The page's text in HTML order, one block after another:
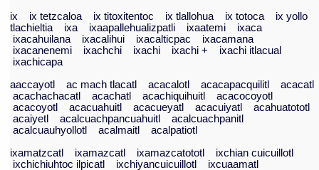
ix ix tetzcaloa ix titoxitentoc ix tlallohua ix totoca
ix yollo
tlachieltia
ixa ixaapallehualizpatli ixaatemi
ixaca
ixacahuilana
ixacalihui ixacalticpac
ixacamana
ixacanenemi
ixachchi ixachi ixachi +
ixachi itlacual
ixachicapa
aaccayotl
ac mach tlacatl acacalotl acacapacquilitl
acacatl
acachachacatl
acachatl acachiquihuitl
acacocoyotl
acacoyotl
acacuahuitl acacueyatl acacuiyatl
acahuatototl
acaiyetl
acalcuachpancuahuitl
acalcuachpanitl
acalcuauhyollotl
acalmaitl
acalpatiotl
ixamatzcatl
ixamazcatl ixamazcatototl
ixchian cuicuillotl
ixchichiuhtoc ilpicatl
ixchiyancuicuillotl
ixcuaamatl